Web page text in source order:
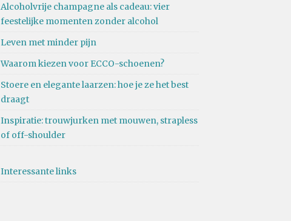
Alcoholvrije champagne als cadeau: vier
feestelijke momenten zonder alcohol
Leven met minder pijn
Waarom kiezen voor ECCO-schoenen?
Stoere en elegante laarzen: hoe je ze het best
draagt
Inspiratie: trouwjurken met mouwen, strapless
of off-shoulder
Interessante links